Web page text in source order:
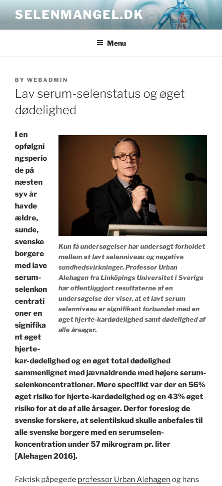
content
SELENMANGEL.DK
Menu
POSTED
ON
BY WEBADMIN
Lav serum-selenstatus og øget
dødelighed
Kun få undersøgelser har undersøgt forholdet
mellem et lavt selenniveau og negative
sundhedsvirkninger. Professor Urban
Alehagen fra Linköpings Universitet i Sverige
har offentliggjort resultaterne af en
undersøgelse der viser, at et lavt serum
selenniveau er signifikant forbundet med en
øget hjerte-kardødelighed samt dødelighed af
alle årsager.
I en
opfølgni
ngsperio
de på
næsten
syv år
havde
ældre,
sunde,
svenske
borgere
med lave
serum-
selenkon
centrati
oner en
signifika
nt øget
hjerte-
kar-dødelighed og en øget total dødelighed
sammenlignet med jævnaldrende med højere serum-
selenkoncentrationer. Mere specifikt var der en 56%
øget risiko for hjerte-kardødelighed og en 43% øget
risiko for at dø af alle årsager. Derfor foreslog de
svenske forskere, at selentilskud skulle anbefales til
alle svenske borgere med en serumselen-
koncentration under 57 mikrogram pr. liter
[Alehagen 2016].
Faktisk påpegede professor Urban Alehagen og hans